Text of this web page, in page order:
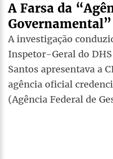
A Farsa da
Governamental”
A investigação
Inspetor-Geral do
Santos apresentava a
agência oficial
(Agência Federal de